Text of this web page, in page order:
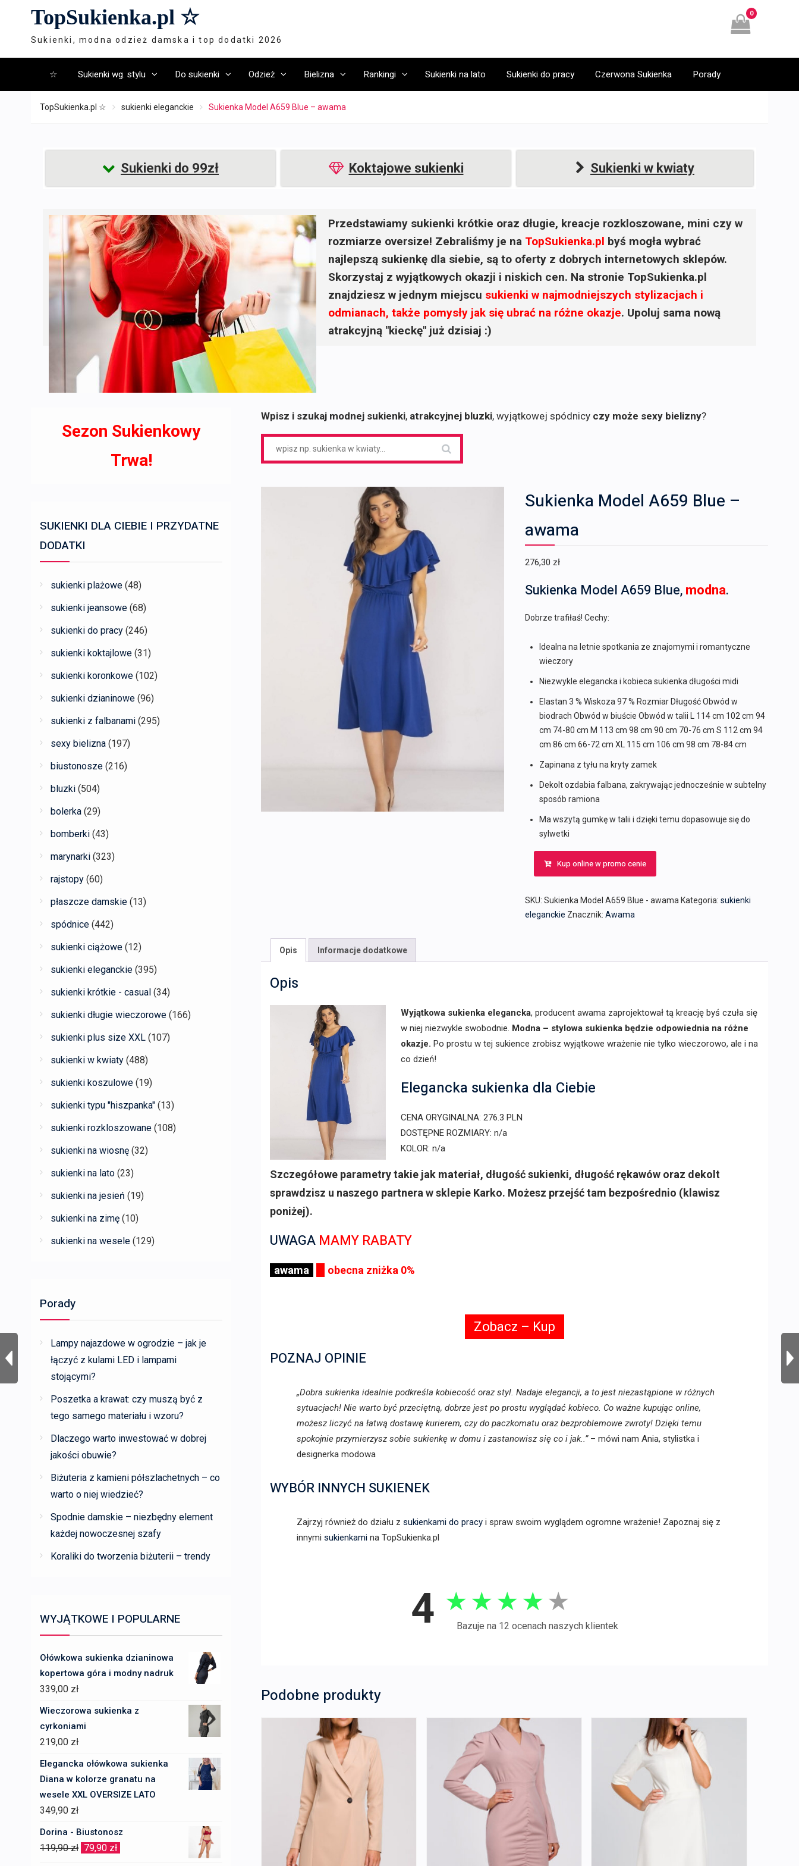
TopSukienka.pl ☆
Sukienki, modna odzież damska i top dodatki 2026
0
☆ Sukienki wg. stylu Do sukienki Odzież Bielizna Rankingi Sukienki na lato Sukienki do pracy Czerwona Sukienka Porady
TopSukienka.pl ☆ sukienki eleganckie Sukienka Model A659 Blue – awama
Sukienki do 99zł Koktajowe sukienki Sukienki w kwiaty
Przedstawiamy sukienki krótkie oraz długie, kreacje rozkloszowane, mini czy w
rozmiarze oversize! Zebraliśmy je na TopSukienka.pl byś mogła wybrać
najlepszą sukienkę dla siebie, są to oferty z dobrych internetowych sklepów.
Skorzystaj z wyjątkowych okazji i niskich cen. Na stronie TopSukienka.pl
znajdziesz w jednym miejscu sukienki w najmodniejszych stylizacjach i
odmianach, także pomysły jak się ubrać na różne okazje. Upoluj sama nową
atrakcyjną "kieckę" już dzisiaj :)
Wpisz i szukaj modnej sukienki, atrakcyjnej bluzki, wyjątkowej spódnicy czy może sexy bielizny?
Sukienka Model A659 Blue –
awama
276,30 zł
Sukienka Model A659 Blue,modna.
Dobrze trafiłaś! Cechy:
Idealna na letnie spotkania ze znajomymi i romantyczne
wieczory
Niezwykle elegancka i kobieca sukienka długości midi
Elastan 3 % Wiskoza 97 % Rozmiar Długość Obwód w
biodrach Obwód w biuście Obwód w talii L 114 cm 102 cm 94
cm 74-80 cm M 113 cm 98 cm 90 cm 70-76 cm S 112 cm 94
cm 86 cm 66-72 cm XL 115 cm 106 cm 98 cm 78-84 cm
Zapinana z tyłu na kryty zamek
Dekolt ozdabia falbana, zakrywając jednocześnie w subtelny
sposób ramiona
Ma wszytą gumkę w talii i dzięki temu dopasowuje się do
sylwetki
Kup online w promo cenie
SKU: Sukienka Model A659 Blue - awama Kategoria: sukienki
eleganckie Znacznik: Awama
Opis Informacje dodatkowe
Opis
Wyjątkowa sukienka elegancka, producent awama zaprojektował tą kreację byś czuła się
w niej niezwykle swobodnie. Modna – stylowa sukienka będzie odpowiednia na różne
okazje. Po prostu w tej sukience zrobisz wyjątkowe wrażenie nie tylko wieczorowo, ale i na
co dzień!
Elegancka sukienka dla Ciebie
CENA ORYGINALNA: 276.3 PLN
DOSTĘPNE ROZMIARY: n/a
KOLOR: n/a
Szczegółowe parametry takie jak materiał, długość sukienki, długość rękawów oraz dekolt
sprawdzisz u naszego partnera w sklepie Karko. Możesz przejść tam bezpośrednio (klawisz
poniżej).
UWAGA MAMY RABATY
awama obecna zniżka 0%
Zobacz – Kup
POZNAJ OPINIE
„Dobra sukienka idealnie podkreśla kobiecość oraz styl. Nadaje elegancji, a to jest niezastąpione w różnych
sytuacjach! Nie warto być przeciętną, dobrze jest po prostu wyglądać kobieco. Co ważne kupując online,
możesz liczyć na łatwą dostawę kurierem, czy do paczkomatu oraz bezproblemowe zwroty! Dzięki temu
spokojnie przymierzysz sobie sukienkę w domu i zastanowisz się co i jak..”– mówi nam Ania, stylistka i
designerka modowa
WYBÓR INNYCH SUKIENEK
Zajrzyj również do działu z sukienkami do pracy i spraw swoim wyglądem ogromne wrażenie! Zapoznaj się z
innymi sukienkami na TopSukienka.pl
4 ★ ★ ★ ★ ★
Bazuje na 12 ocenach naszych klientek
Podobne produkty
Sezon Sukienkowy
Trwa!
SUKIENKI DLA CIEBIE I PRZYDATNE
DODATKI
sukienki plażowe (48)
sukienki jeansowe (68)
sukienki do pracy (246)
sukienki koktajlowe (31)
sukienki koronkowe (102)
sukienki dzianinowe (96)
sukienki z falbanami (295)
sexy bielizna (197)
biustonosze (216)
bluzki (504)
bolerka (29)
bomberki (43)
marynarki (323)
rajstopy (60)
płaszcze damskie (13)
spódnice (442)
sukienki ciążowe (12)
sukienki eleganckie (395)
sukienki krótkie - casual (34)
sukienki długie wieczorowe (166)
sukienki plus size XXL (107)
sukienki w kwiaty (488)
sukienki koszulowe (19)
sukienki typu "hiszpanka" (13)
sukienki rozkloszowane (108)
sukienki na wiosnę (32)
sukienki na lato (23)
sukienki na jesień (19)
sukienki na zimę (10)
sukienki na wesele (129)
Porady
Lampy najazdowe w ogrodzie – jak je
łączyć z kulami LED i lampami
stojącymi?
Poszetka a krawat: czy muszą być z
tego samego materiału i wzoru?
Dlaczego warto inwestować w dobrej
jakości obuwie?
Biżuteria z kamieni półszlachetnych – co
warto o niej wiedzieć?
Spodnie damskie – niezbędny element
każdej nowoczesnej szafy
Koraliki do tworzenia biżuterii – trendy
WYJĄTKOWE I POPULARNE
Ołówkowa sukienka dzianinowa
kopertowa góra i modny nadruk
339,00 zł
Wieczorowa sukienka z
cyrkoniami
219,00 zł
Elegancka ołówkowa sukienka
Diana w kolorze granatu na
wesele XXL OVERSIZE LATO
349,90 zł
Dorina - Biustonosz
119,90zł Pierwotna
79,90 zł